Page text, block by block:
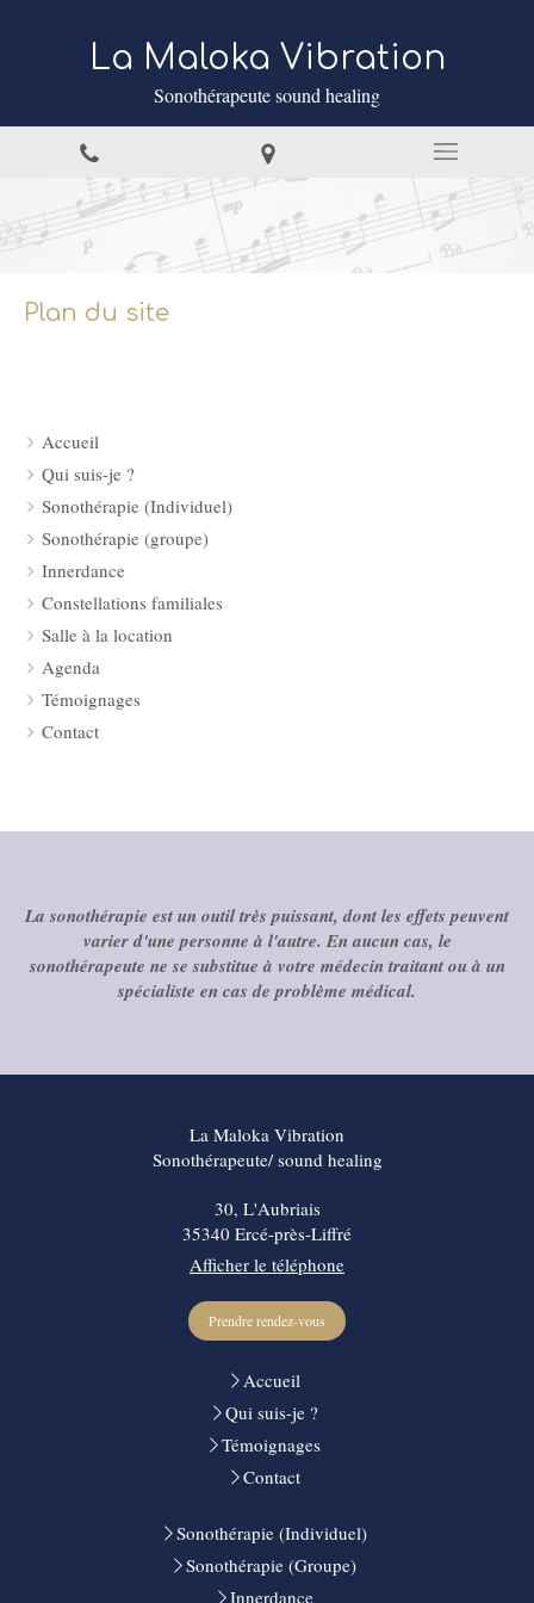
La Maloka Vibration
Sonothérapeute sound healing
Plan du site
Accueil
Qui suis-je ?
Sonothérapie (Individuel)
Sonothérapie (groupe)
Innerdance
Constellations familiales
Salle à la location
Agenda
Témoignages
Contact
La sonothérapie est un outil très puissant, dont les effets peuvent
varier d'une personne à l'autre. En aucun cas, le
sonothérapeute ne se substitue à votre médecin traitant ou à un
spécialiste en cas de problème médical.
La Maloka Vibration
Sonothérapeute/ sound healing
30, L'Aubriais
35340 Ercé-près-Liffré
Afficher le téléphone
Prendre rendez-vous
Accueil
Qui suis-je ?
Témoignages
Contact
Sonothérapie (Individuel)
Sonothérapie (Groupe)
Innerdance